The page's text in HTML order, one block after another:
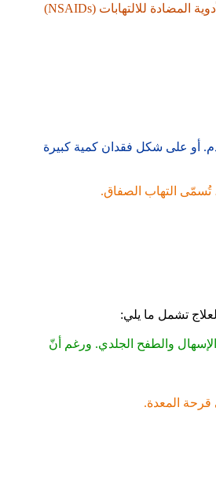
تناول بعض الأدوية: مثل الأسبرين أو كلوبيدوغريل، اللذين يؤخذان بانتظام للوقاية من النوبات القلبية أو السكتات الدماغية، وأدوية التهاب المفاصل. يُعتقد أيضاً أن الأدوية المضادة للالتهابات (NSAIDs)
أو على شكل فقدان كمية كبيرة
تُسمّى التهاب الصفاق.
الإسهال والطفح الجلدي. ورغم أنّ
قرحة المعدة.